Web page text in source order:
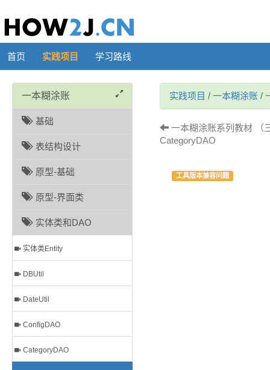
首页 实践项目 学习路线
一本糊涂账
基础
表结构设计
原型-基础
原型-界面类
实体类和DAO
实体类Entity
DBUtil
DateUtil
ConfigDAO
CategoryDAO
实践项目 / 一本糊涂账 /
一本糊涂账系列教材 （
CategoryDAO
工具版本兼容问题